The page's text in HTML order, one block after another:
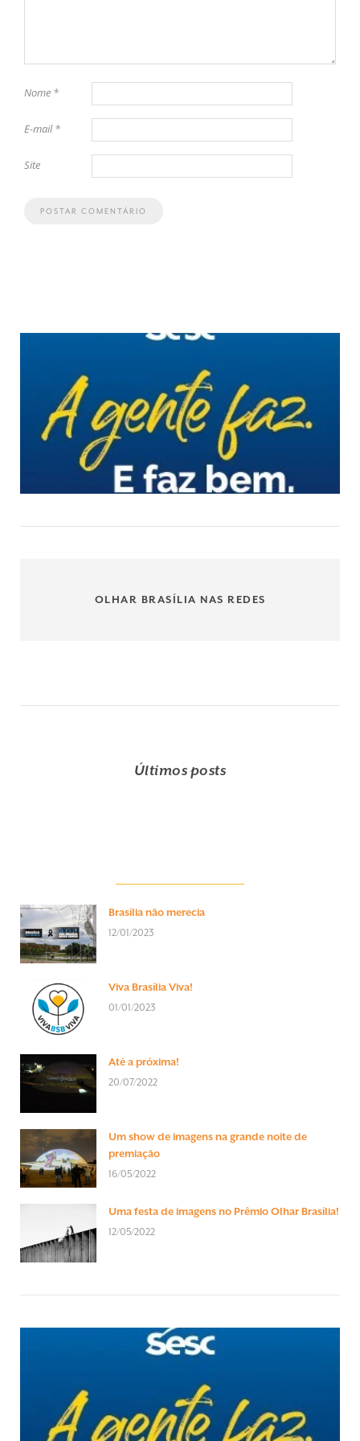
Nome *
E-mail*
Site
OLHAR BRASÍLIA NAS REDES
Últimos posts
Brasília não merecia
12/01/2023
Viva Brasília Viva!
01/01/2023
Até a próxima!
20/07/2022
Um show de imagens na grande noite de
premiação
16/05/2022
Uma festa de imagens no Prêmio Olhar Brasília!
12/05/2022